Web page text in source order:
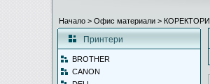
Начало > Офис материали > КОРЕКТОРИ
Принтери
BROTHER
CANON